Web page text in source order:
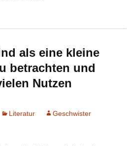
als eine kleine
betrachten und
Nutzen
Literatur
Geschwister